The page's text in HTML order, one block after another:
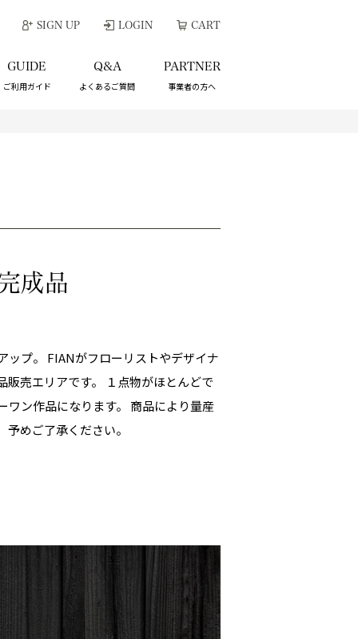
SIGN UP LOGIN CART
GUIDE
ご利用ガイド
Q&A
よくあるご質問
PARTNER
事業者の方へ
成品
ップ。 FIANがフローリストやデザイナ
販売エリアです。 １点物がほとんどで
ワン作品になります。 商品により量産
めご了承ください。